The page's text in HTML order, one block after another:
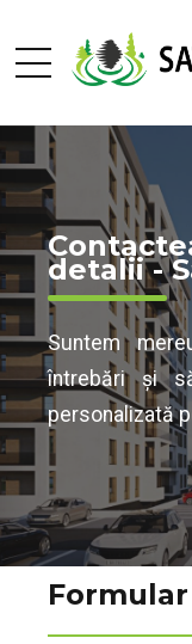
detalii -
Suntem
întrebări și
personalizată